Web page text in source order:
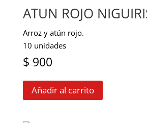
ATUN ROJO
Arroz y atún rojo.
10 unidades
$ 900
Añadir al carrito